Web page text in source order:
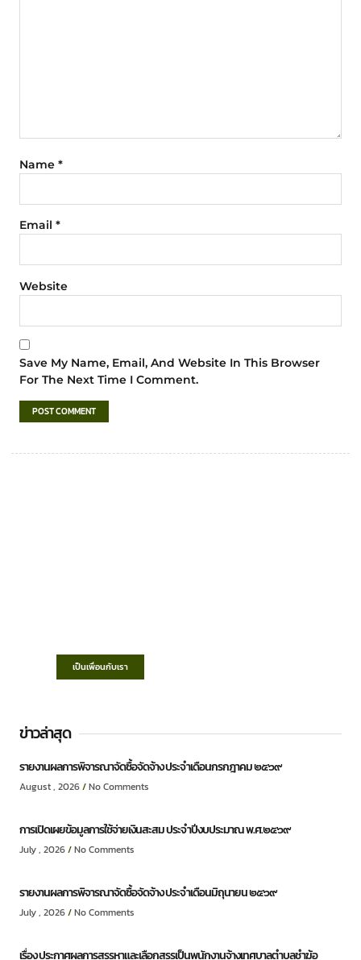
Name *
Email *
Website
Save My Name, Email, And Website In This Browser
For The Next Time I Comment.
เป็นเพื่อนกับเรา
ข่าวล่าสุด
รายงานผลการพิจารณาจัดซื้อจัดจ้าง ประจำเดือนกรกฎาคม ๒๕๖๙
August , 2026 No Comments
การเปิดเผยข้อมูลการใช้จ่ายเงินสะสม ประจำปีงบประมาณ พ.ศ.๒๕๖๙
July , 2026 No Comments
รายงานผลการพิจารณาจัดซื้อจัดจ้าง ประจำเดือนมิถุนายน ๒๕๖๙
July , 2026 No Comments
เรื่อง ประกาศผลการสรรหาและเลือกสรรเป็นพนักงานจ้างเทศบาลตำบลชำฆ้อ